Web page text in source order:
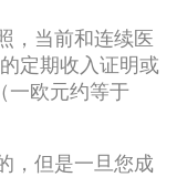
当前和连续医
定期收入证明或
一欧元约等于
但是一旦您成